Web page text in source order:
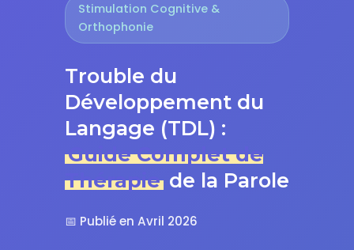
Stimulation Cognitive &
Orthophonie
Trouble du
Développement du
Langage (TDL) :
Guide Complet de
Thérapiede la Parole
📅 Publié en Avril 2026